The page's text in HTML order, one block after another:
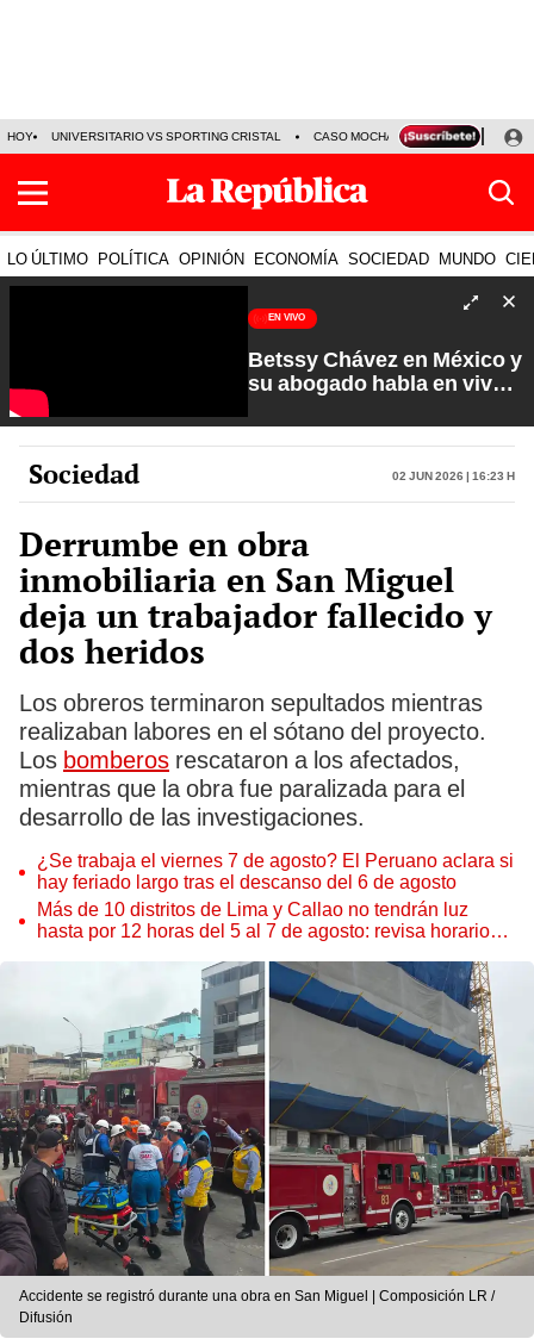
HOY UNIVERSITARIO VS SPORTING CRISTAL CASO MOCHASUELDOS
LO ÚLTIMO POLÍTICA OPINIÓN ECONOMÍA SOCIEDAD MUNDO
EN VIVO
Betssy Chávez en México y
su abogado habla en vivo |
Carlos Cornejo
Sociedad 02 Jun 2026 | 16:23 h
Derrumbe en obra
inmobiliaria en San Miguel
deja un trabajador fallecido y
dos heridos
Los obreros terminaron sepultados mientras
realizaban labores en el sótano del proyecto.
Los bomberos rescataron a los afectados,
mientras que la obra fue paralizada para el
desarrollo de las investigaciones.
¿Se trabaja el viernes 7 de agosto? El Peruano aclara si
hay feriado largo tras el descanso del 6 de agosto
Más de 10 distritos de Lima y Callao no tendrán luz
hasta por 12 horas del 5 al 7 de agosto: revisa horarios y
Accidente se registró durante una obra en San Miguel | Composición LR /
Difusión